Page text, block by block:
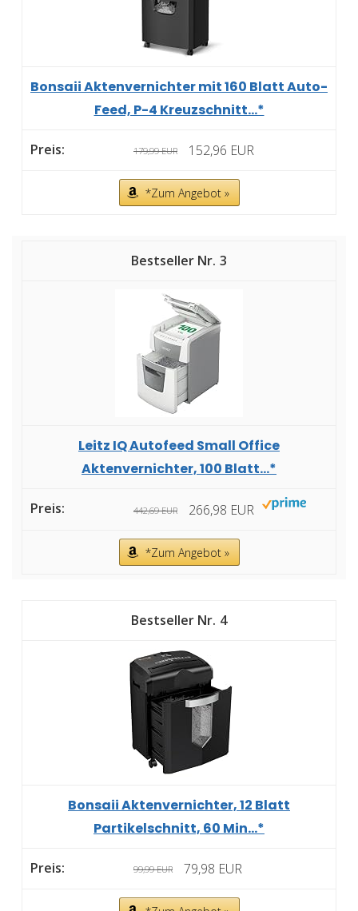
Bonsaii Aktenvernichter mit 160 Blatt Auto-
Feed, P-4 Kreuzschnitt...*
179,99 EUR 152,96 EUR
*Zum Angebot »
3
Leitz IQ Autofeed Small Office
Aktenvernichter, 100 Blatt...*
442,69 EUR 266,98 EUR
*Zum Angebot »
4
Bonsaii Aktenvernichter, 12 Blatt
Partikelschnitt, 60 Min...*
99,99 EUR 79,98 EUR